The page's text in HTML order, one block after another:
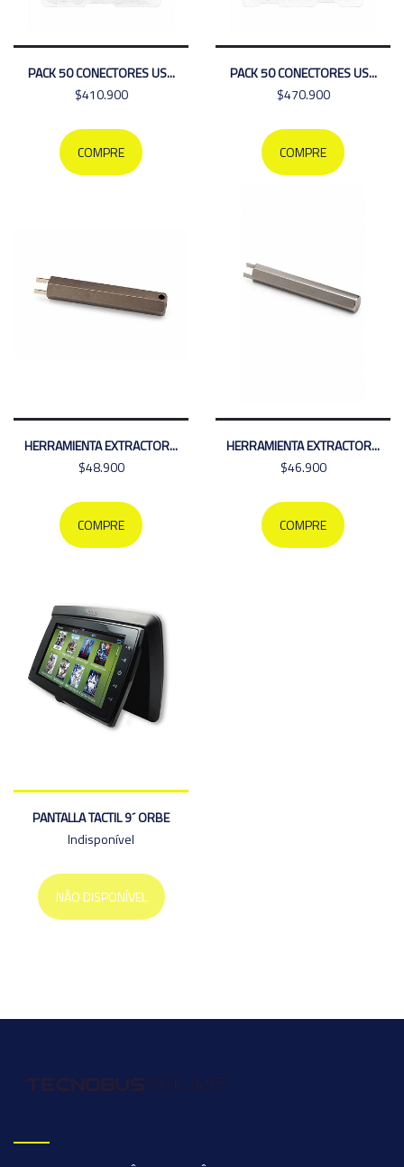
PACK 50 CONECTORES US...
$410.900
COMPRE
PACK 50 CONECTORES US...
$470.900
COMPRE
HERRAMIENTA EXTRACTOR...
$48.900
COMPRE
HERRAMIENTA EXTRACTOR...
$46.900
COMPRE
PANTALLA TACTIL 9´ ORBE
Indisponível
NÃO DISPONÍVEL